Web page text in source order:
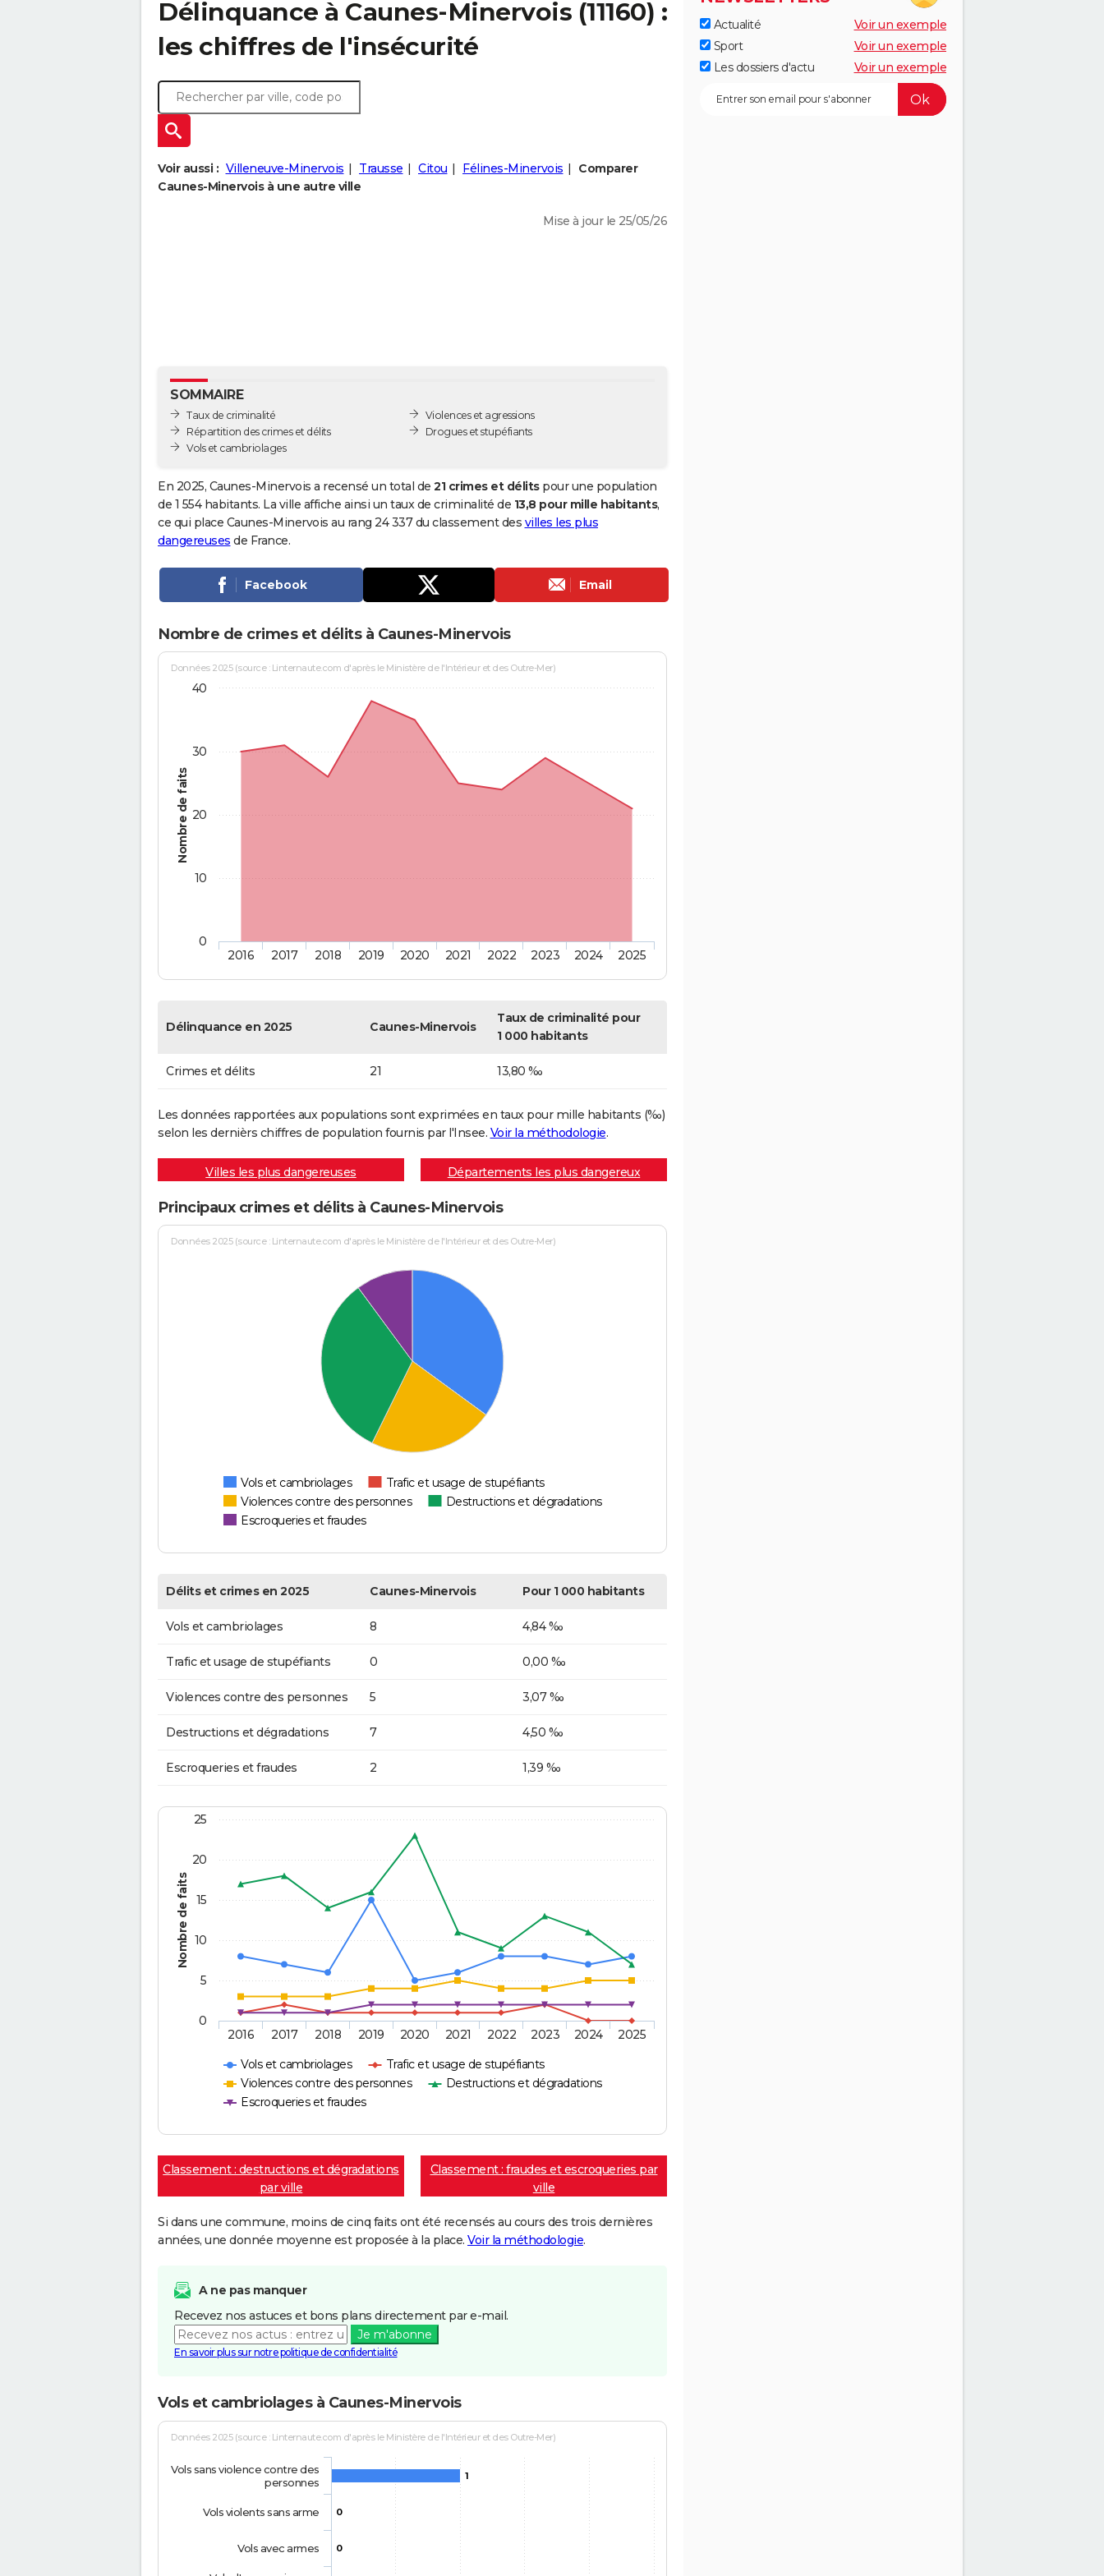
Délinquance à Caunes-Minervois (11160) :
les chiffres de l'insécurité
Voir aussi : Villeneuve-Minervois Trausse Citou Félines-Minervois
Comparer
Caunes-Minervois à une autre ville
Mise à jour le 25/05/26
SOMMAIRE
Taux de criminalité
Répartition des crimes et délits
Vols et cambriolages
Violences et agressions
Drogues et stupéfiants
En 2025, Caunes-Minervois a recensé un total de 21 crimes et délitspour une population
de 1 554 habitants. La ville affiche ainsi un taux de criminalité de 13,8 pour mille habitants,
ce qui place Caunes-Minervois au rang 24 337 du classement des villes les plus
dangereuses de France.
Facebook Email
Nombre de crimes et délits à Caunes-Minervois
Nombre de faits
Données 2025 (source : Linternaute.com d'après le Ministère de l'Intérieur et des Outre-Mer)
2016 2017 2018 2019 2020 2021 2022 2023 2024 2025
0
10
20
30
40
Délinquance en 2025 Caunes-Minervois
Taux de criminalité pour
1 000 habitants
Crimes et délits 21 13,80 ‰
Les données rapportées aux populations sont exprimées en taux pour mille habitants (‰)
selon les dernièrs chiffres de population fournis par l'Insee. Voir la méthodologie.
Villes les plus dangereuses Départements les plus dangereux
Principaux crimes et délits à Caunes-Minervois
Données 2025 (source : Linternaute.com d'après le Ministère de l'Intérieur et des Outre-Mer)
Vols et cambriolages
Trafic et usage de stupéfiants
Violences contre des personnes
Destructions et dégradations
Escroqueries et fraudes
Délits et crimes en 2025 Caunes-Minervois Pour 1 000 habitants
Vols et cambriolages 8 4,84 ‰
Trafic et usage de stupéfiants 0 0,00 ‰
Violences contre des personnes 5 3,07 ‰
Destructions et dégradations 7 4,50 ‰
Escroqueries et fraudes 2 1,39 ‰
Nombre de faits
Vols et cambriolages
Trafic et usage de stupéfiants
Violences contre des personnes
Destructions et dégradations
Escroqueries et fraudes
2016 2017 2018 2019 2020 2021 2022 2023 2024 2025
0
5
10
15
20
25
Classement : destructions et dégradations
par ville
Classement : fraudes et escroqueries par
ville
Si dans une commune, moins de cinq faits ont été recensés au cours des trois dernières
années, une donnée moyenne est proposée à la place. Voir la méthodologie.
A ne pas manquer
Recevez nos astuces et bons plans directement par e-mail.
Je m'abonne
En savoir plus sur notre politique de confidentialité
Vols et cambriolages à Caunes-Minervois
Données 2025 (source : Linternaute.com d'après le Ministère de l'Intérieur et des Outre-Mer)
1
0
0
Vols sans violence contre des
personnes
Vols violents sans arme
Vols avec armes
Actualité
Voir un exemple
Sport
Voir un exemple
Les dossiers d'actu
Voir un exemple